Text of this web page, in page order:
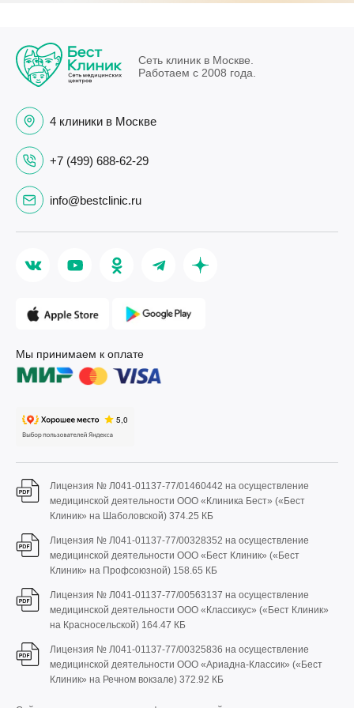
Сеть клиник в Москве.
Работаем с 2008 года.
4 клиники в Москве
+7 (499) 688-62-29
info@bestclinic.ru
Мы принимаем к оплате
Лицензия № Л041-01137-77/01460442 на осуществление
медицинской деятельности ООО «Клиника Бест» («Бест
Клиник» на Шаболовской) 374.25 КБ
Лицензия № Л041-01137-77/00328352 на осуществление
медицинской деятельности ООО «Бест Клиник» («Бест
Клиник» на Профсоюзной) 158.65 КБ
Лицензия № Л041-01137-77/00563137 на осуществление
медицинской деятельности ООО «Классикус» («Бест Клиник»
на Красносельской) 164.47 КБ
Лицензия № Л041-01137-77/00325836 на осуществление
медицинской деятельности ООО «Ариадна-Классик» («Бест
Клиник» на Речном вокзале) 372.92 КБ